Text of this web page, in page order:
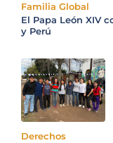
Familia Global
El Papa León XIV
y Perú
Derechos